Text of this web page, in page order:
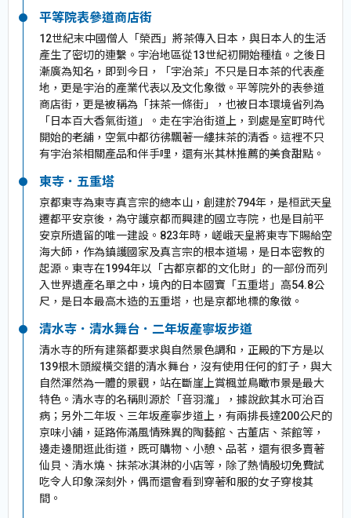
平等院表參道商店街
12世紀末中國僧人「榮西」將茶傳入日本，與日本人的生活
產生了密切的連繫。宇治地區從13世紀初開始種植。之後日
漸廣為知名，即到今日，「宇治茶」不只是日本茶的代表產
地，更是宇治的產業代表以及文化象徵。平等院外的表參道
商店街，更是被稱為「抹茶一條街」，也被日本環境省列為
「日本百大香氣街道」。走在宇治街道上，到處是室町時代
開始的老舖，空氣中都彷彿飄著一縷抹茶的清香。這裡不只
有宇治茶相關產品和伴手哩，還有米其林推薦的美食甜點。
東寺．五重塔
京都東寺為東寺真言宗的總本山，創建於794年，是桓武天皇
遷都平安京後，為守護京都而興建的國立寺院，也是目前平
安京所遺留的唯一建設。823年時，嵯峨天皇將東寺下賜給空
海大師，作為鎮護國家及真言宗的根本道場，是日本密教的
起源。東寺在1994年以「古都京都的文化財」的一部份而列
入世界遺產名單之中，境內的日本國寶「五重塔」高54.8公
尺，是日本最高木造的五重塔，也是京都地標的象徵。
清水寺．清水舞台．二年坂產寧坂步道
清水寺的所有建築都要求與自然景色調和，正殿的下方是以
139根木頭縱橫交錯的清水舞台，沒有使用任何的釘子，與大
自然渾然為一體的景觀，站在斷崖上賞楓並鳥瞰市景是最大
特色。清水寺的名稱則源於「音羽瀧」，據說飲其水可治百
病；另外二年坂、三年坂產寧步道上，有兩排長達200公尺的
京味小舖，延路佈滿風情殊異的陶藝館、古董店、茶館等，
邊走邊閒逛此街道，既可購物、小憩、品茗，還有很多賣著
仙貝、清水燒、抹茶冰淇淋的小店等，除了熱情殷切免費試
吃令人印象深刻外，偶而還會看到穿著和服的女子穿梭其
間。